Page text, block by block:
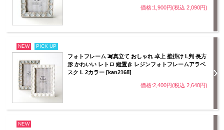
価格:1,900円(税込 2,090円)
NEW PICK UP
フォトフレーム 写真立て おしゃれ 卓上 壁掛け L判 長方
形 かわいい レトロ 縦置き レジンフォトフレームアラベ
スク L 2カラー [kan2168]
価格:2,400円(税込 2,640円)
NEW